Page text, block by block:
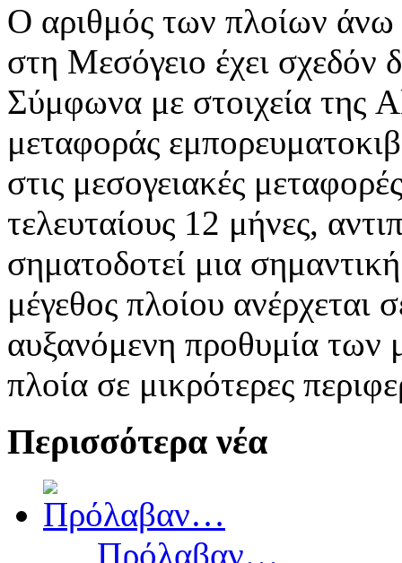
Ο αριθμός των πλοίων άνω
στη Μεσόγειο έχει σχεδόν
Σύμφωνα με στοιχεία της
μεταφοράς
στις μεσογειακές
τελευταίους 12 μήνες,
σηματοδοτεί μια
μέγεθος πλοίου ανέρχεται
αυξανόμενη προθυμία των
πλοία σε μικρότερες
Περισσότερα νέα
Πρόλαβαν…